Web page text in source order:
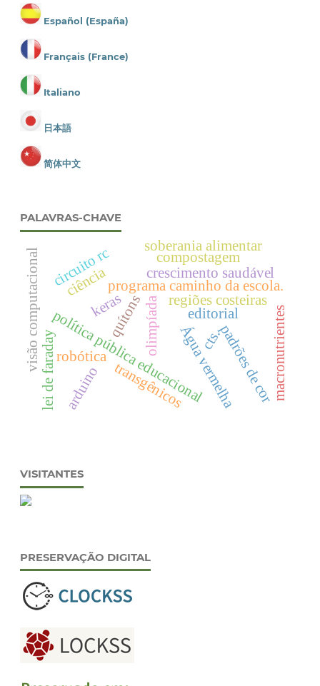
Español (España)
Français (France)
Italiano
日本語
简体中文
PALAVRAS-CHAVE
editorial
olimpíada
política pública educacional
programa caminho da escola.
padrões de cor
quítons regiões costeiras
robótica
visão computacional keras
crescimento saudável
transgênicos
cts.
Água vermelha
compostagem
lei de faraday
ciência
macronutrientes
soberania alimentar
arduino
circuito rc
VISITANTES
PRESERVAÇÃO DIGITAL